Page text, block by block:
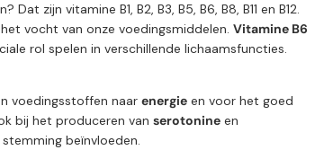
Dat zijn vitamine B1, B2, B3, B5, B6, B8, B11 en B12.
vocht van onze voedingsmiddelen. Vitamine B6
rol spelen in verschillende lichaamsfuncties.
voedingsstoffen naar energie en voor het goed
bij het produceren van serotonine en
beïnvloeden.